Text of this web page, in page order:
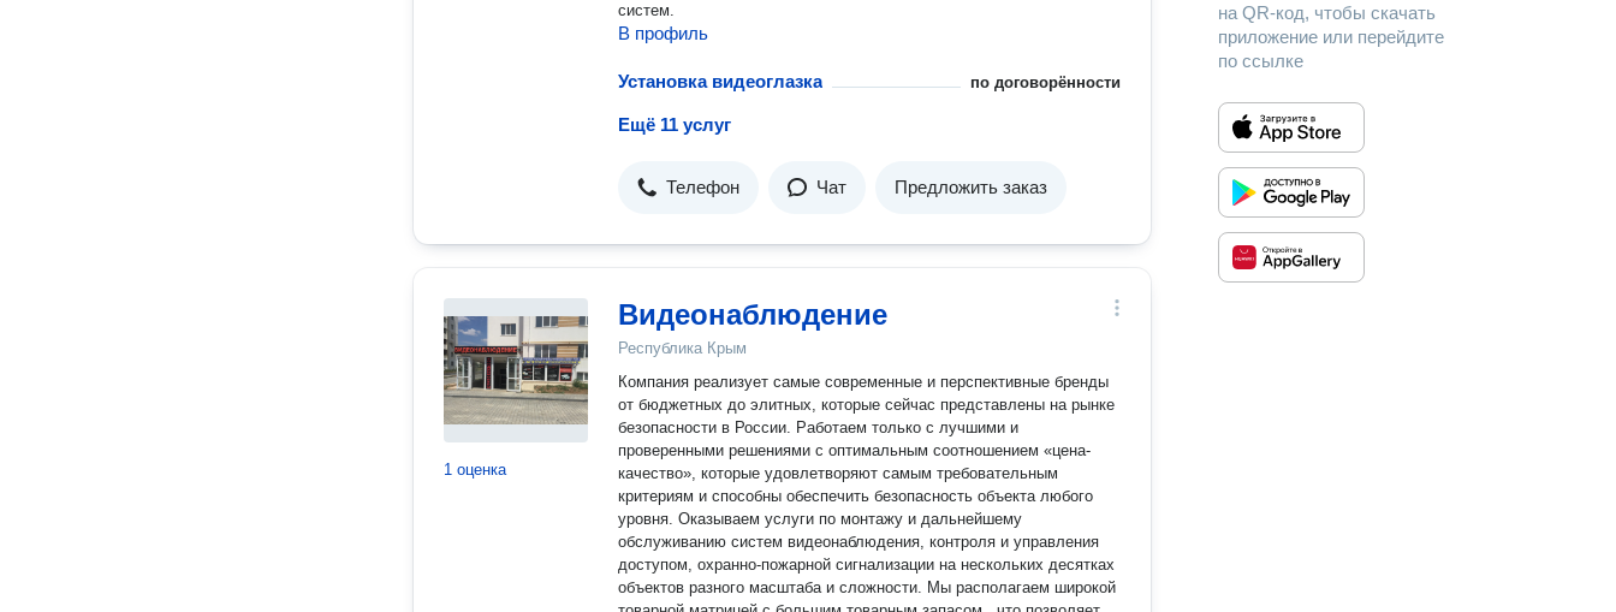
систем.
В профиль
Установка видеоглазка по договорённости
Ещё 11 услуг
Телефон Чат Предложить заказ
1 оценка
Видеонаблюдение
Республика Крым
Компания реализует самые современные и перспективные бренды
от бюджетных до элитных, которые сейчас представлены на рынке
безопасности в России. Работаем только с лучшими и
проверенными решениями с оптимальным соотношением «цена-
качество», которые удовлетворяют самым требовательным
критериям и способны обеспечить безопасность объекта любого
уровня. Оказываем услуги по монтажу и дальнейшему
обслуживанию систем видеонаблюдения, контроля и управления
доступом, охранно-пожарной сигнализации на нескольких десятках
объектов разного масштаба и сложности. Мы располагаем широкой
на QR-код, чтобы скачать
приложение или перейдите
по ссылке